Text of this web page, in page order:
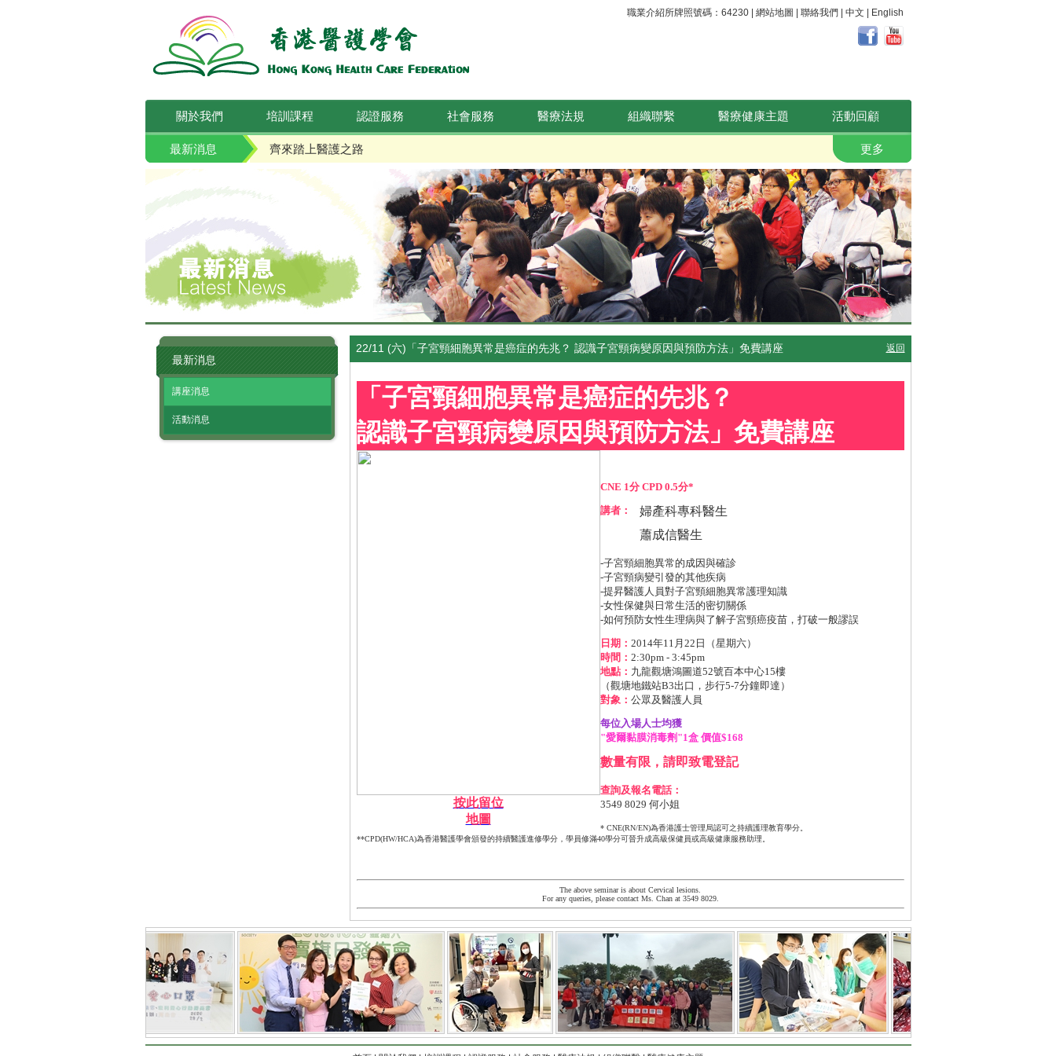
職業介紹所牌照號碼：64230 | 網站地圖 聯絡我們 中文 English
關於我們 培訓課程 認證服務 社會服務 醫療法規 組織聯繫 醫療健康主題 活動回顧
最新消息 齊來踏上醫護之路 職安健。 好心晴
更多
最新消息
講座消息
活動消息
22/11 (六)「子宮頸細胞異常是癌症的先兆？ 認識子宮頸病變原因與預防方法」免費講座 返回
「子宮頸細胞異常是癌症的先兆？
認識子宮頸病變原因與預防方法」免費講座
按此留位
地圖
CNE 1分 CPD 0.5分*
講者：
婦產科專科醫生
蕭成信醫生
-子宮頸細胞異常的成因與確診
-子宮頸病變引發的其他疾病
-提昇醫護人員對子宮頸細胞異常護理知識
-女性保健與日常生活的密切關係
-如何預防女性生理病與了解子宮頸癌疫苗，打破一般謬誤
日期： 2014年11月22日（星期六）
時間： 2:30pm - 3:45pm
地點： 九龍觀塘鴻圖道52號百本中心15樓
（觀塘地鐵站B3出口，步行5-7分鐘即達）
對象： 公眾及醫護人員
每位入場人士均獲
"愛爾黏膜消毒劑"1盒 價值$168
數量有限，請即致電登記
查詢及報名電話：
3549 8029 何小姐
* CNE(RN/EN)為香港護士管理局認可之持續護理教育學分。
**CPD(HW/HCA)為香港醫護學會頒發的持續醫護進修學分，學員修滿40學分可晉升成高級保健員或高級健康服務助理。
The above seminar is about Cervical lesions.
For any queries, please contact Ms. Chan at 3549 8029.